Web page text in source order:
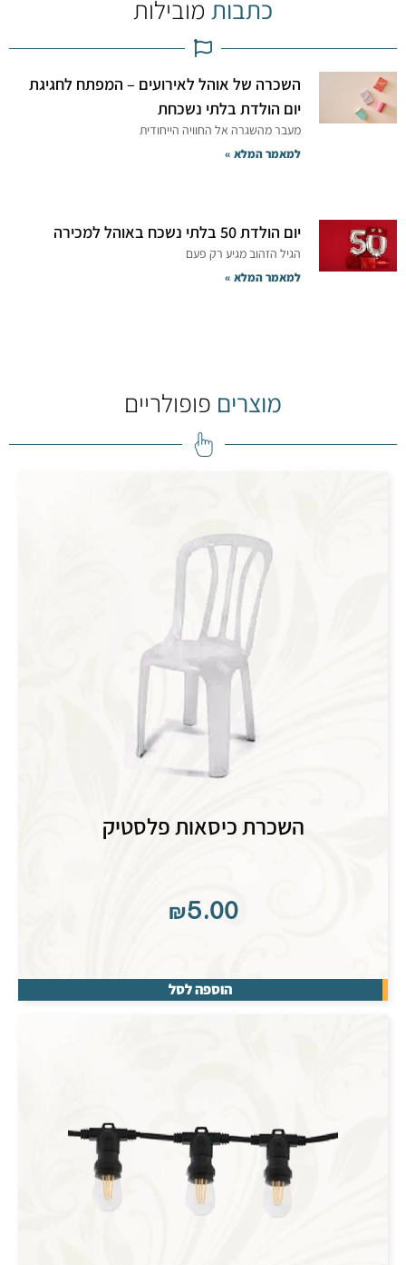
כתבות מובילות
השכרה של אוהל לאירועים – המפתח לחגיגת
יום הולדת בלתי נשכחת
מעבר מהשגרה אל החוויה הייחודית
למאמר המלא »
יום הולדת 50 בלתי נשכח באוהל למכירה
הגיל הזהוב מגיע רק פעם
למאמר המלא »
מוצרים פופולריים
השכרת כיסאות פלסטיק
₪5.00
הוספה לסל